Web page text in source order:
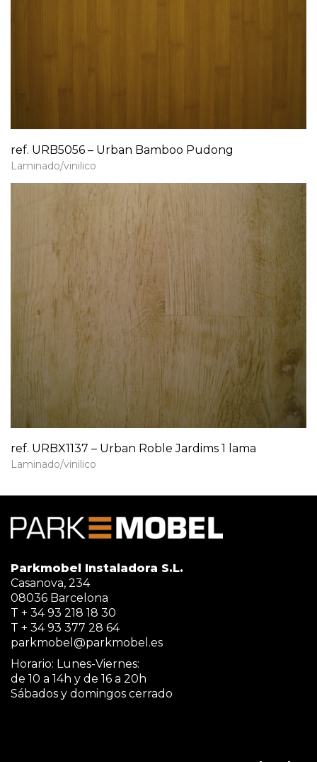
ref. URB5056 – Urban Bamboo Pudong
Laminado/vinilico
ref. URBX1137 – Urban Roble Jardims 1 lama
Laminado/vinilico
Parkmobel Instaladora S.L.
Casanova, 234
08036 Barcelona
T + 34 93 218 18 30
T + 34 93 377 28 64
parkmobel@parkmobel.es
Horario: Lunes-Viernes:
de 10 a 14h y de 16 a 20h
Sábados y domingos cerrado